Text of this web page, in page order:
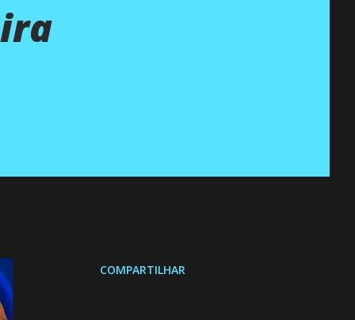
COMPARTILHAR